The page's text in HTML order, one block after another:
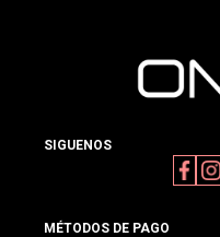
SIGUENOS
MÉTODOS DE PAGO